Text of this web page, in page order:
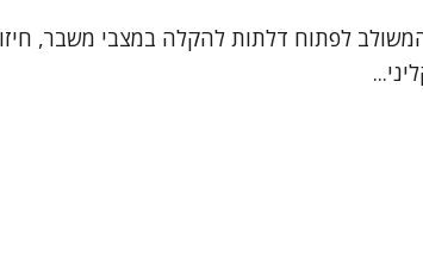
המשולב לפתוח דלתות להקלה במצבי משבר,